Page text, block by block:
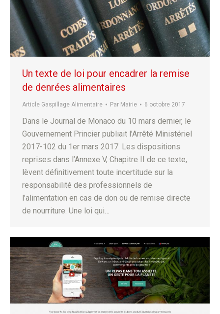
Un texte de loi pour encadrer la remise
de denrées alimentaires
Article Gaspillage Alimentaire Par Mairie 6 octobre 2017
Dans le Journal de Monaco du 10 mars dernier, le
Gouvernement Princier publiait l’Arrêté Ministériel
2017-102 du 1er mars 2017. Les dispositions
reprises dans l’Annexe V, Chapitre II de ce texte,
lèvent définitivement toute incertitude sur la
responsabilité des professionnels de
l’alimentation en cas de don ou de remise directe
de nourriture. Une loi qui…